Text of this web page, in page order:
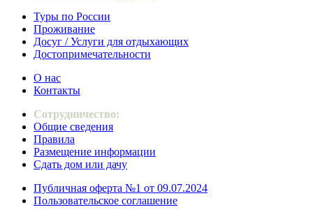
Туры по России
Проживание
Досуг / Услуги для отдыхающих
Достопримечательности
О нас
Контакты
Сотрудничество:
Общие сведения
Правила
Размещение информации
Сдать дом или дачу
Публичная оферта №1 от 09.07.2024
Пользовательское соглашение